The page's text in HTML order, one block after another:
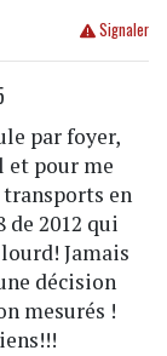
Signaler
par foyer,
pour me
en
de 2012 qui
Jamais
décision
mesurés !